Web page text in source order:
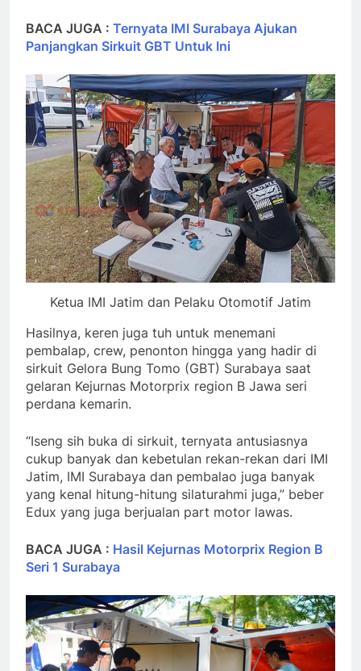
BACA JUGA : Ternyata IMI Surabaya Ajukan
Panjangkan Sirkuit GBT Untuk Ini
Ketua IMI Jatim dan Pelaku Otomotif Jatim
Hasilnya, keren juga tuh untuk menemani
pembalap, crew, penonton hingga yang hadir di
sirkuit Gelora Bung Tomo (GBT) Surabaya saat
gelaran Kejurnas Motorprix region B Jawa seri
perdana kemarin.
“Iseng sih buka di sirkuit, ternyata antusiasnya
cukup banyak dan kebetulan rekan-rekan dari IMI
Jatim, IMI Surabaya dan pembalao juga banyak
yang kenal hitung-hitung silaturahmi juga,” beber
Edux yang juga berjualan part motor lawas.
BACA JUGA : Hasil Kejurnas Motorprix Region B
Seri 1 Surabaya